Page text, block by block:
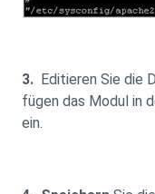
3. Editieren Sie die
fügen das Modul in
ein.